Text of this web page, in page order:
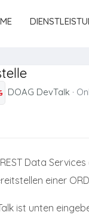
DOAG DevTalk ·
Data
einer
ist unten